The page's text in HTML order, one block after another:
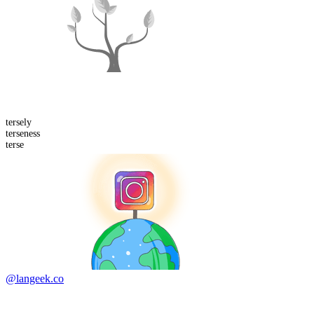
tersely
terseness
terse
@langeek.co